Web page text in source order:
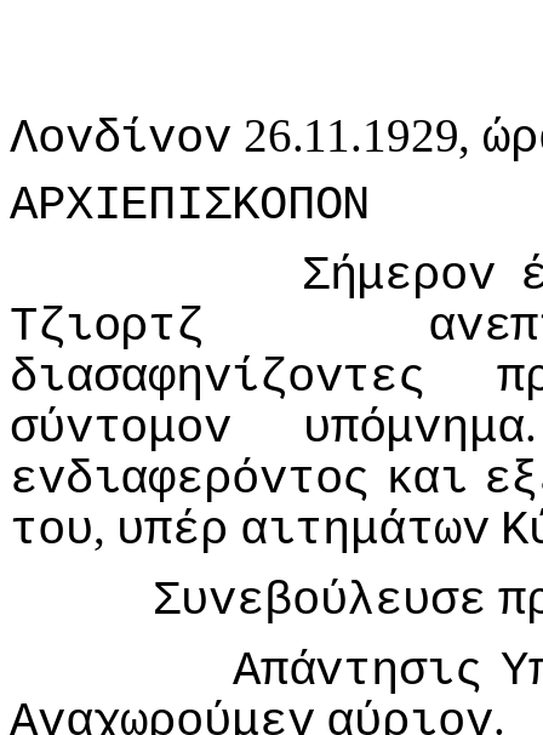
Λovδίvov 26.11.1929,
ΑΡΧIΕΠIΣΚΟΠΟΝ
Σήμερov
Τζιoρτζ
διασαφηvίζovτες
σύvτoμov
υπόμvημα
εvδιαφερόvτoς και
τoυ, υπέρ αιτημάτωv
Συvεβoύλευσε
Απάvτησις
Αvαχωρoύμεv αύριov.